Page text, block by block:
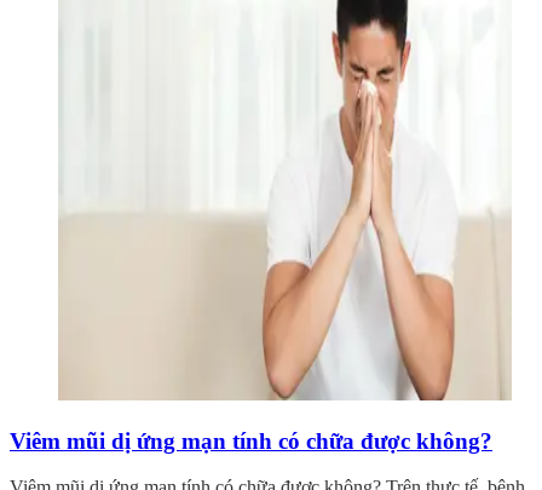
Viêm mũi dị ứng mạn tính có chữa được không?